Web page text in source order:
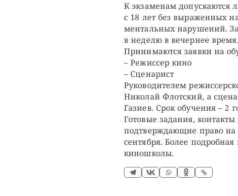
К экзаменам допускаются
с 18 лет без выраженных
ментальных нарушений.
в неделю в вечернее время.
Принимаются заявки на
– Режиссер кино
– Сценарист
Руководителем
Николай Флотский, а
Газиев. Срок обучения – 2
Готовые задания,
подтверждающие право на
сентября. Более
киношколы.